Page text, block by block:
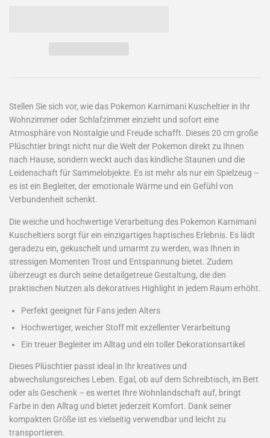
Stellen Sie sich vor, wie das Pokemon Karnimani Kuscheltier in Ihr
Wohnzimmer oder Schlafzimmer einzieht und sofort eine
Atmosphäre von Nostalgie und Freude schafft. Dieses 20 cm große
Plüschtier bringt nicht nur die Welt der Pokemon direkt zu Ihnen
nach Hause, sondern weckt auch das kindliche Staunen und die
Leidenschaft für Sammelobjekte. Es ist mehr als nur ein Spielzeug –
es ist ein Begleiter, der emotionale Wärme und ein Gefühl von
Verbundenheit schenkt.
Die weiche und hochwertige Verarbeitung des Pokemon Karnimani
Kuscheltiers sorgt für ein einzigartiges haptisches Erlebnis. Es lädt
geradezu ein, gekuschelt und umarmt zu werden, was Ihnen in
stressigen Momenten Trost und Entspannung bietet. Zudem
überzeugt es durch seine detailgetreue Gestaltung, die den
praktischen Nutzen als dekoratives Highlight in jedem Raum erhöht.
Perfekt geeignet für Fans jeden Alters
Hochwertiger, weicher Stoff mit exzellenter Verarbeitung
Ein treuer Begleiter im Alltag und ein toller Dekorationsartikel
Dieses Plüschtier passt ideal in Ihr kreatives und
abwechslungsreiches Leben. Egal, ob auf dem Schreibtisch, im Bett
oder als Geschenk – es wertet Ihre Wohnlandschaft auf, bringt
Farbe in den Alltag und bietet jederzeit Komfort. Dank seiner
kompakten Größe ist es vielseitig verwendbar und leicht zu
transportieren.